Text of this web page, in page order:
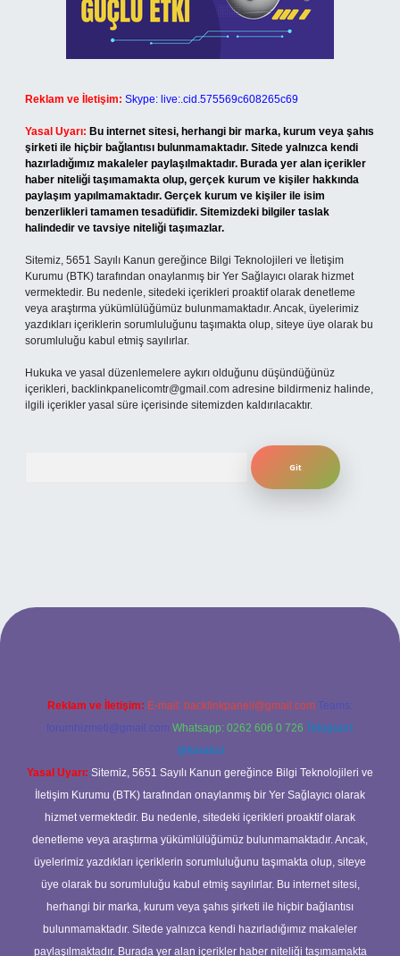
Reklam ve İletişim: Skype: live:.cid.575569c608265c69
Yasal Uyarı: Bu internet sitesi, herhangi bir marka, kurum veya şahıs
şirketi ile hiçbir bağlantısı bulunmamaktadır. Sitede yalnızca kendi
hazırladığımız makaleler paylaşılmaktadır. Burada yer alan içerikler
haber niteliği taşımamakta olup, gerçek kurum ve kişiler hakkında
paylaşım yapılmamaktadır. Gerçek kurum ve kişiler ile isim
benzerlikleri tamamen tesadüfidir. Sitemizdeki bilgiler taslak
halindedir ve tavsiye niteliği taşımazlar.
Sitemiz, 5651 Sayılı Kanun gereğince Bilgi Teknolojileri ve İletişim
Kurumu (BTK) tarafından onaylanmış bir Yer Sağlayıcı olarak hizmet
vermektedir. Bu nedenle, sitedeki içerikleri proaktif olarak denetleme
veya araştırma yükümlülüğümüz bulunmamaktadır. Ancak, üyelerimiz
yazdıkları içeriklerin sorumluluğunu taşımakta olup, siteye üye olarak bu
sorumluluğu kabul etmiş sayılırlar.
Hukuka ve yasal düzenlemelere aykırı olduğunu düşündüğünüz
içerikleri, backlinkpanelicomtr@gmail.com adresine bildirmeniz halinde,
ilgili içerikler yasal süre içerisinde sitemizden kaldırılacaktır.
Reklam ve İletişim: E-mail: backlinkpaneli@gmail.com Teams:
forumhizmeti@gmail.com Whatsapp: 0262 606 0 726 Telegram:
@karabul
Yasal Uyarı: Sitemiz, 5651 Sayılı Kanun gereğince Bilgi Teknolojileri ve
İletişim Kurumu (BTK) tarafından onaylanmış bir Yer Sağlayıcı olarak
hizmet vermektedir. Bu nedenle, sitedeki içerikleri proaktif olarak
denetleme veya araştırma yükümlülüğümüz bulunmamaktadır. Ancak,
üyelerimiz yazdıkları içeriklerin sorumluluğunu taşımakta olup, siteye
üye olarak bu sorumluluğu kabul etmiş sayılırlar. Bu internet sitesi,
herhangi bir marka, kurum veya şahıs şirketi ile hiçbir bağlantısı
bulunmamaktadır. Sitede yalnızca kendi hazırladığımız makaleler
paylaşılmaktadır. Burada yer alan içerikler haber niteliği taşımamakta